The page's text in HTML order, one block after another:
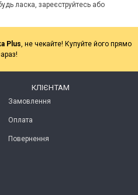
ласка, зареєструйтесь або
Plus, не чекайте! Купуйте його прямо
КЛІЄНТАМ
Замовлення
Оплата
Повернення